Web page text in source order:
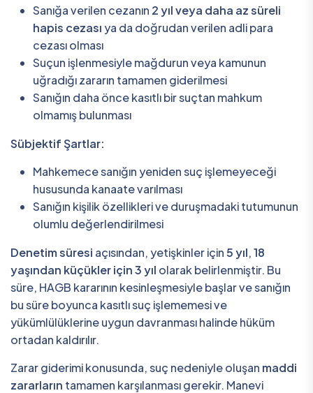
Sanığa verilen cezanın 2 yıl veya daha az süreli
hapis cezasıya da doğrudan verilen adli para
cezası olması
Suçun işlenmesiyle mağdurun veya kamunun
uğradığı zararın tamamen giderilmesi
Sanığın daha önce kasıtlı bir suçtan mahkum
olmamış bulunması
Sübjektif Şartlar:
Mahkemece sanığın yeniden suç işlemeyeceği
hususunda kanaate varılması
Sanığın kişilik özellikleri ve duruşmadaki tutumunun
olumlu değerlendirilmesi
Denetim süresi açısından, yetişkinler için5 yıl,18
yaşından küçükler için 3 yıl olarak belirlenmiştir. Bu
süre, HAGB kararının kesinleşmesiyle başlar ve sanığın
bu süre boyunca kasıtlı suç işlememesi ve
yükümlülüklerine uygun davranması halinde hüküm
ortadan kaldırılır.
Zarar giderimi konusunda, suç nedeniyle oluşan maddi
zararların tamamen karşılanması gerekir. Manevi